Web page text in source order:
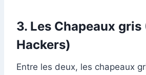
3. Les Chapeaux gris
Hackers)
Entre les deux, les chapeaux